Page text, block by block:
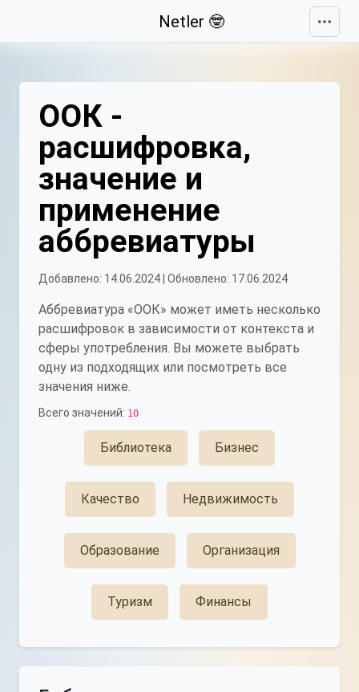
Netler 🤓
ООК -
расшифровка,
значение и
применение
аббревиатуры
Добавлено: 14.06.2024 | Обновлено: 17.06.2024
Аббревиатура «ООК» может иметь несколько
расшифровок в зависимости от контекста и
сферы употребления. Вы можете выбрать
одну из подходящих или посмотреть все
значения ниже.
Всего значений: 10
Библиотека Бизнес
Качество Недвижимость
Образование Организация
Туризм Финансы